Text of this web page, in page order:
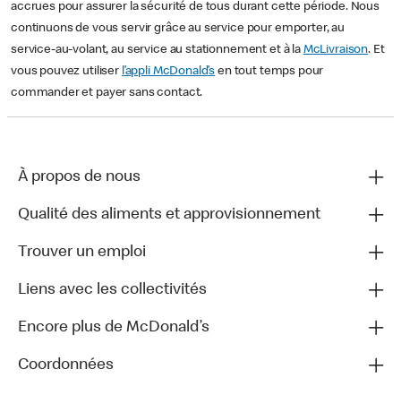
accrues pour assurer la sécurité de tous durant cette période. Nous
continuons de vous servir grâce au service pour emporter, au
service-au-volant, au service au stationnement et à la McLivraison. Et
vous pouvez utiliser l’appli McDonald’s en tout temps pour
commander et payer sans contact.
À propos de nous
Qualité des aliments et approvisionnement
Trouver un emploi
Liens avec les collectivités
Encore plus de McDonald’s
Coordonnées